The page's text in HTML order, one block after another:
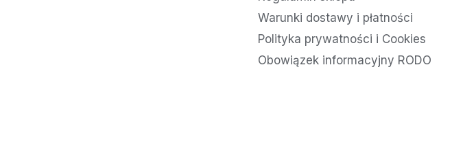
Warunki dostawy i płatności
Polityka prywatności i Cookies
Obowiązek informacyjny RODO